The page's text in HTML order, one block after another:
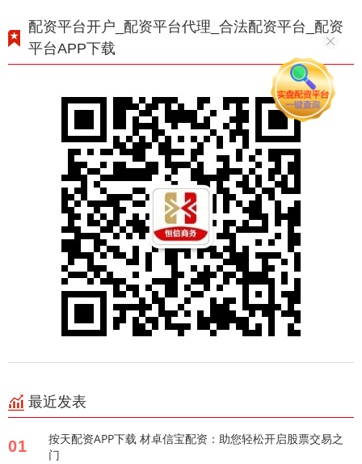
配资平台开户_配资平台代理_合法配资平台_配资
平台APP下载
最近发表
01
按天配资APP下载 材卓信宝配资：助您轻松开启股票交易之
门